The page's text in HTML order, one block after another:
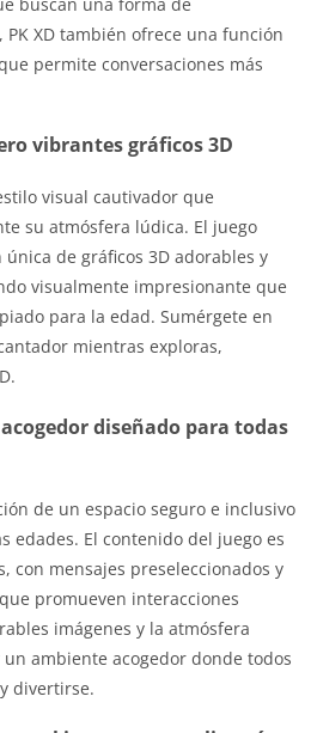
XD también ofrece una función
permite conversaciones más
vibrantes gráficos 3D
visual cautivador que
su atmósfera lúdica. El juego
de gráficos 3D adorables y
visualmente impresionante que
para la edad. Sumérgete en
mientras exploras,
diseñado para todas
de un espacio seguro e inclusivo
edades. El contenido del juego es
con mensajes preseleccionados y
promueven interacciones
imágenes y la atmósfera
ambiente acogedor donde todos
divertirse.